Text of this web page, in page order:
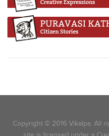
Copyright © 2016 Vikalpa. All